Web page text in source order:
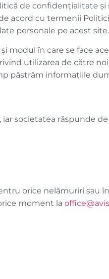
de confidențialitate
acord cu termenii
personale pe acest site.
în care se face
utilizarea de către
păstrăm informațiile
, iar societatea răspunde
orice nelămuriri sau
moment la